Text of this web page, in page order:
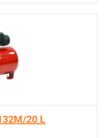
20 L